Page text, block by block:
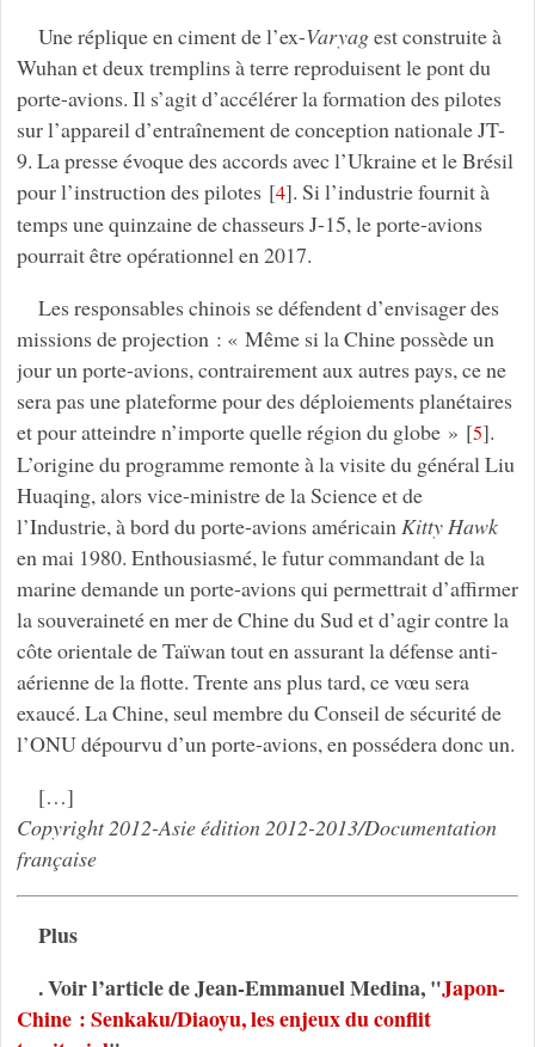
Une réplique en ciment de l’ex-Varyagest construite à
Wuhan et deux tremplins à terre reproduisent le pont du
porte-avions. Il s’agit d’accélérer la formation des pilotes
sur l’appareil d’entraînement de conception nationale JT-
9. La presse évoque des accords avec l’Ukraine et le Brésil
pour l’instruction des pilotes [4]. Si l’industrie fournit à
temps une quinzaine de chasseurs J-15, le porte-avions
pourrait être opérationnel en 2017.
Les responsables chinois se défendent d’envisager des
missions de projection : « Même si la Chine possède un
jour un porte-avions, contrairement aux autres pays, ce ne
sera pas une plateforme pour des déploiements planétaires
et pour atteindre n’importe quelle région du globe » [5].
L’origine du programme remonte à la visite du général Liu
Huaqing, alors vice-ministre de la Science et de
l’Industrie, à bord du porte-avions américainKitty Hawk
en mai 1980. Enthousiasmé, le futur commandant de la
marine demande un porte-avions qui permettrait d’affirmer
la souveraineté en mer de Chine du Sud et d’agir contre la
côte orientale de Taïwan tout en assurant la défense anti-
aérienne de la flotte. Trente ans plus tard, ce vœu sera
exaucé. La Chine, seul membre du Conseil de sécurité de
l’ONU dépourvu d’un porte-avions, en possédera donc un.
[…]
Copyright 2012-Asie édition 2012-2013/Documentation
française
Plus
. Voir l’article de Jean-Emmanuel Medina, "Japon-
Chine : Senkaku/Diaoyu, les enjeux du conflit